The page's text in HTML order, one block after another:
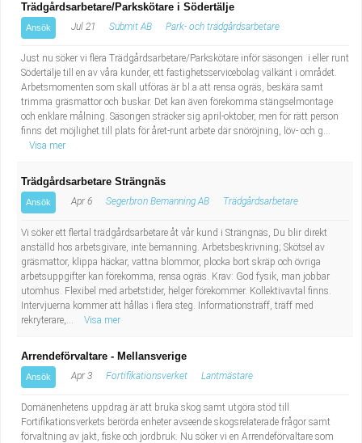
Trädgårdsarbetare/Parkskötare i Södertälje
Ansök Jul 21 Submit AB Park- och trädgårdsarbetare
Just nu söker vi flera Trädgårdsarbetare/Parkskötare inför säsongen i eller runt
Södertälje till en av våra kunder, ett fastighetsservicebolag välkänt i området.
Arbetsmomenten som skall utföras är bl.a att rensa ogräs, beskära samt
trimma gräsmattor och buskar. Det kan även förekomma stängselmontage
och enklare målning. Säsongen sträcker sig april-oktober, men för rätt person
finns det möjlighet till plats för året-runt arbete där snöröjning, löv- och g...
Visa mer
Trädgårdsarbetare Strängnäs
Ansök Apr 6 Segerbron Bemanning AB Trädgårdsarbetare
Vi söker ett flertal trädgårdsarbetare åt vår kund i Strängnäs, Du blir direkt
anställd hos arbetsgivare, inte bemanning. Arbetsbeskrivning; Skötsel av
gräsmattor, klippa häckar, vattna blommor, plocka bort skräp och övriga
arbetsuppgifter kan förekomma, rensa ogräs. Krav: God fysik, man jobbar
utomhus. Flexibel med arbetstider, helger förekommer. Kollektivavtal finns.
Intervjuerna kommer att hållas i flera steg. Informationsträff, träff med
rekryterare,...
Visa mer
Arrendeförvaltare - Mellansverige
Ansök Apr 3 Fortifikationsverket Lantmästare
Domänenhetens uppdrag är att bruka skog samt utgöra stöd till
Fortifikationsverkets berörda enheter avseende skogsrelaterade frågor samt
förvaltning av jakt, fiske och jordbruk. Nu söker vi en Arrendeförvaltare som